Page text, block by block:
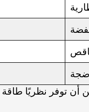
توفر نظريًا طاقة